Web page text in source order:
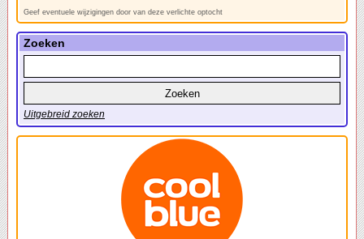
Geef eventuele wijzigingen door van deze verlichte optocht
Zoeken
Uitgebreid zoeken